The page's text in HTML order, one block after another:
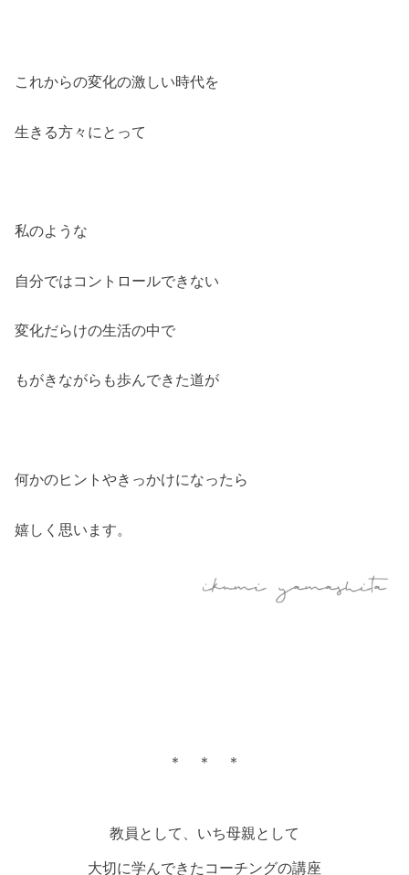
これからの変化の激しい時代を
生きる方々にとって
私のような
自分ではコントロールできない
変化だらけの生活の中で
もがきながらも歩んできた道が
何かのヒントやきっかけになったら
嬉しく思います。
＊ ＊ ＊
教員として、いち母親として
大切に学んできたコーチングの講座